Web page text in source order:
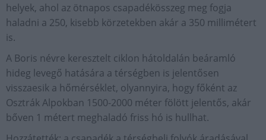
helyek, ahol az ötnapos csapadékösszeg meg fogja
haladni a 250, kisebb körzetekben akár a 350 millimétert
is.
A Boris névre keresztelt ciklon hátoldalán beáramló
hideg levegő hatására a térségben is jelentősen
visszaesik a hőmérséklet, olyannyira, hogy főként az
Osztrák Alpokban 1500-2000 méter fölött jelentős, akár
bőven 1 métert meghaladó friss hó is hullhat.